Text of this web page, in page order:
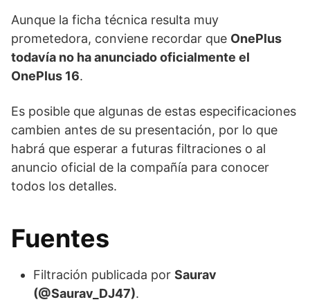
Aunque la ficha técnica resulta muy
prometedora, conviene recordar que OnePlus
todavía no ha anunciado oficialmente el
OnePlus 16.
Es posible que algunas de estas especificaciones
cambien antes de su presentación, por lo que
habrá que esperar a futuras filtraciones o al
anuncio oficial de la compañía para conocer
todos los detalles.
Fuentes
Filtración publicada por Saurav
(@Saurav_DJ47).